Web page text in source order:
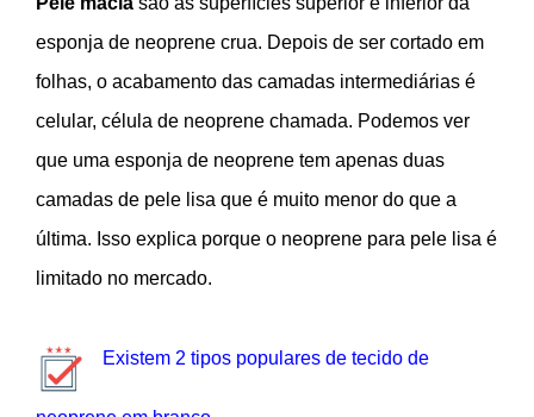
esponja de neoprene crua. Depois de ser cortado em
folhas, o acabamento das camadas intermediárias é
celular, célula de neoprene chamada. Podemos ver
que uma esponja de neoprene tem apenas duas
camadas de pele lisa que é muito menor do que a
última. Isso explica porque o neoprene para pele lisa é
limitado no mercado.
Existem 2 tipos populares de tecido de